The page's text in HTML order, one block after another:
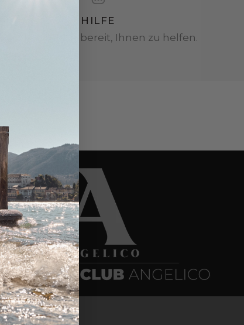
HILFE
Wir sind immer bereit, Ihnen zu helfen.